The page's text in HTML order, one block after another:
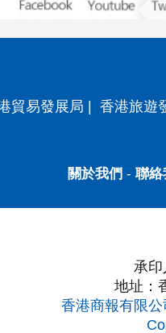
貿易發展局 | 香港旅遊
關於我們 - 聯絡
承印
地址：
香港商報有限公